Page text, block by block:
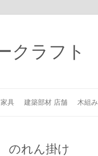
家具 建築部材 店舗 木組み
のれん掛け